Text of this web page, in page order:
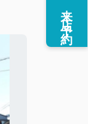
来店予約